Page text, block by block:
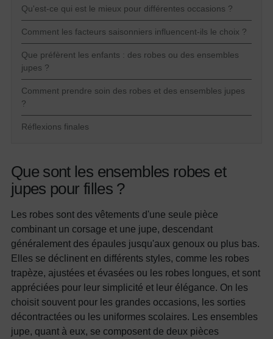
Qu'est-ce qui est le mieux pour différentes occasions ?
Comment les facteurs saisonniers influencent-ils le choix ?
Que préfèrent les enfants : des robes ou des ensembles
jupes ?
Comment prendre soin des robes et des ensembles jupes
?
Réflexions finales
Que sont les ensembles robes et
jupes pour filles ?
Les robes sont des vêtements d'une seule pièce
combinant un corsage et une jupe, descendant
généralement des épaules jusqu'aux genoux ou plus bas.
Elles se déclinent en différents styles, comme les robes
trapèze, ajustées et évasées ou les robes longues, et sont
appréciées pour leur simplicité et leur élégance. On les
choisit souvent pour les grandes occasions, les sorties
décontractées ou les uniformes scolaires. Les ensembles
jupe, quant à eux, se composent de deux pièces